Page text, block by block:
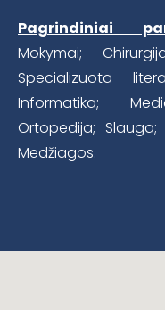
Pagrindiniai
Mokymai;
Specializuota
Informatika;
Ortopedija; Slauga;
Medžiagos.